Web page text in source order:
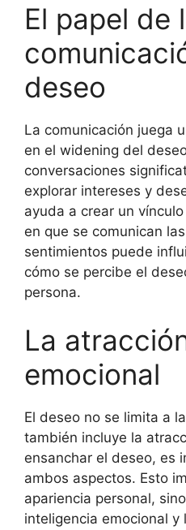
El papel de
deseo
La comunicación juega
en el widening del
conversaciones
explorar intereses y
ayuda a crear un
en que se comunican
sentimientos puede
cómo se percibe el
persona.
La
emocional
El deseo no se limita a
también incluye la
ensanchar el deseo, es
ambos aspectos. Esto
apariencia personal,
inteligencia emocional y